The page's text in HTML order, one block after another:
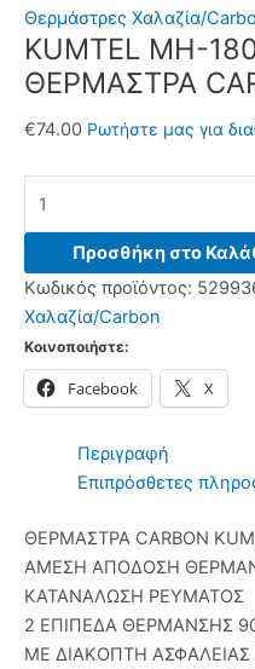
Θερμάστρες Χαλαζία/
KUMTEL MH-
ΘΕΡΜΑΣΤΡΑ
€74.00 Ρωτήστε μας για
MH-
ORBIT
ΘΕΡΜΑΣΤΡΑ
CARBON
ποσότητα
Προσθήκη στο
Κωδικός προϊόντος:
Χαλαζία/Carbon
Κοινοποιήστε:
Facebook X
Περιγραφή
Επιπρόσθετες
ΘΕΡΜΑΣΤΡΑ CARBON
ΑΜΕΣΗ ΑΠΟΔΟΣΗ
ΚΑΤΑΝΑΛΩΣΗ ΡΕΥΜΑΤΟΣ
2 ΕΠΙΠΕΔΑ ΘΕΡΜΑΝΣΗΣ
ΜΕ ΔΙΑΚΟΠΤΗ